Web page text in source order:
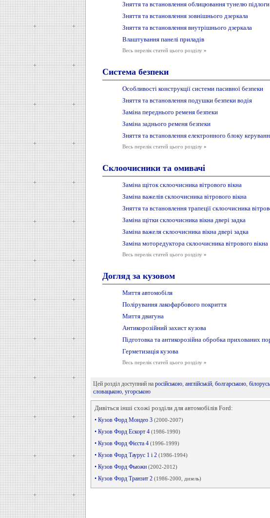
Зняття та встановлення облицювання тунелю підлоги
Зняття та встановлення зовнішнього дзеркала
Зняття та встановлення внутрішнього дзеркала
Влаштування панелі приладів
Весь перелік статей цього розділу »
Система безпеки
Особливості конструкції системи пасивної безпеки
Зняття та встановлення подушки безпеки водія
Заміна переднього ременя безпеки
Заміна заднього ременя безпеки
Зняття та встановлення електронного блоку
Весь перелік статей цього розділу »
Склоочисники та омивачі
Заміна щіток склоочисника вітрового вікна
Заміна важелів склоочисника вітрового вікна
Зняття та встановлення трапеції склоочисника
Заміна щітки склоочисника вікна двері задка
Заміна важеля склоочисника вікна двері задка
Заміна моторедуктора склоочисника вітрового вікна
Весь перелік статей цього розділу »
Догляд за кузовом
Миття автомобіля
Полірування лакофарбового покриття
Миття двигуна
Антикорозійний захист кузова
Підготовка та антикорозійна обробка прихованих
Герметизація кузова
Весь перелік статей цього розділу »
Цей розділ доступний на російською, англійській, болгарською,
словацькою, угорською
Дивіться інші схожі розділи для автомобілів Ford:
• Кузов Форд Мондео 3 (2000-2007)
• Кузов Форд Ескорт 4 (1986-1990)
• Кузов Форд Фієста 4 (1996-1999)
• Кузов Форд Таурус 1 і 2 (1986-1994)
• Кузов Форд Фьюжн (2002-2012)
• Кузов Форд Транзит 2 (1986-2000, дизель)